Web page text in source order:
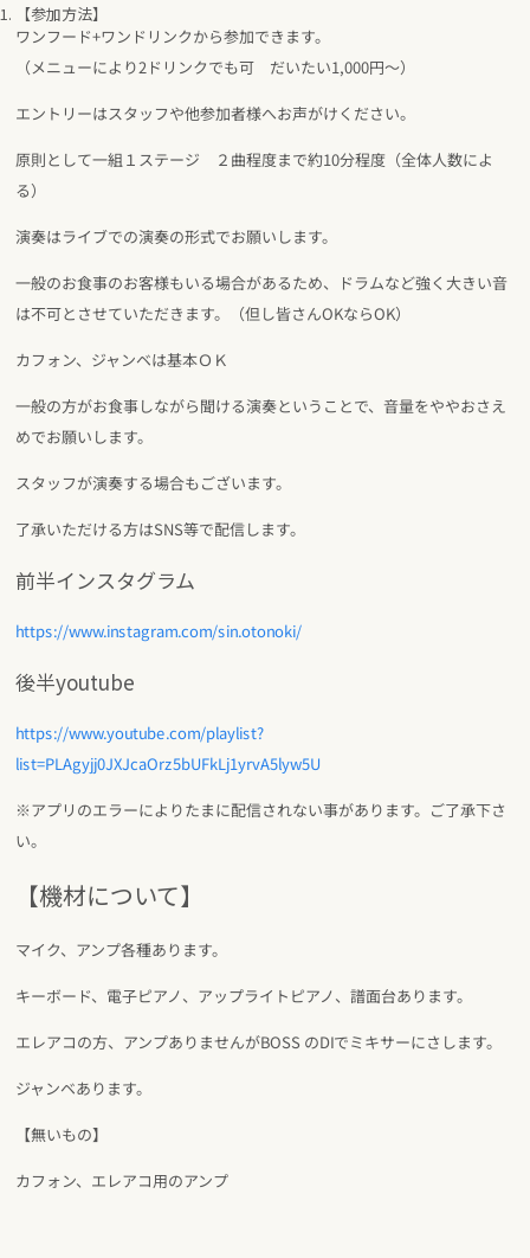
【参加方法】
ワンフード+ワンドリンクから参加できます。
（メニューにより2ドリンクでも可 だいたい1,000円～）
エントリーはスタッフや他参加者様へお声がけください。
原則として一組１ステージ ２曲程度まで約10分程度（全体人数によ
る）
演奏はライブでの演奏の形式でお願いします。
一般のお食事のお客様もいる場合があるため、ドラムなど強く大きい音
は不可とさせていただきます。（但し皆さんOKならOK）
カフォン、ジャンベは基本ＯＫ
一般の方がお食事しながら聞ける演奏ということで、音量をややおさえ
めでお願いします。
スタッフが演奏する場合もございます。
了承いただける方はSNS等で配信します。
前半インスタグラム
https://www.instagram.com/sin.otonoki/
後半youtube
https://www.youtube.com/playlist?
list=PLAgyjj0JXJcaOrz5bUFkLj1yrvA5lyw5U
※アプリのエラーによりたまに配信されない事があります。ご了承下さ
い。
【機材について】
マイク、アンプ各種あります。
キーボード、電子ピアノ、アップライトピアノ、譜面台あります。
エレアコの方、アンプありませんがBOSS のDIでミキサーにさします。
ジャンベあります。
【無いもの】
カフォン、エレアコ用のアンプ